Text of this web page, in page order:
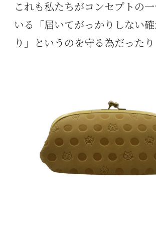
これも私たちがコンセプトの
いる「届いてがっかりしない
り」というのを守る為だったり